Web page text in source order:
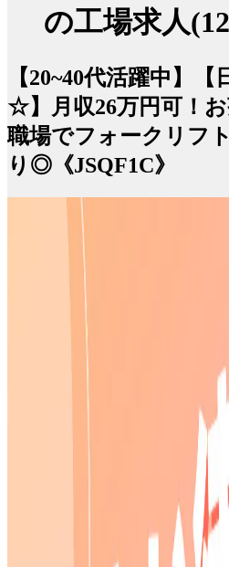
の工場求人
【20~40代活躍中】
☆】月収26万円可！
職場でフォークリフ
り◎《JSQF1C》